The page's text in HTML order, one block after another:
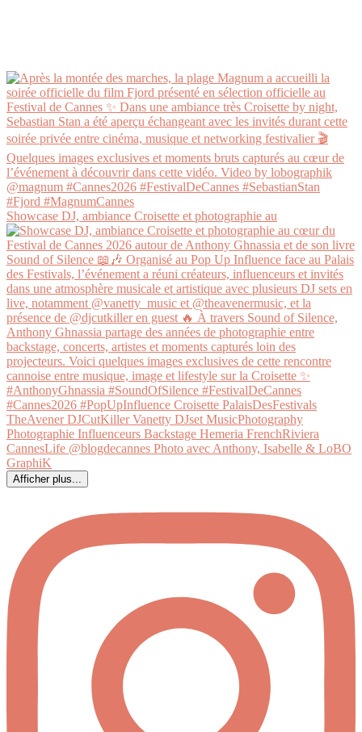
Showcase DJ, ambiance Croisette et photographie au
Afficher plus...